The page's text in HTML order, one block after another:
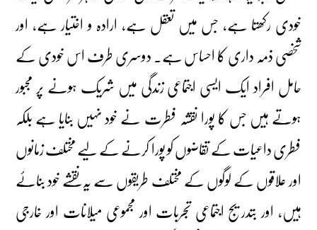
خودی رکھتا ہے، جس میں تعقل ہے، ارادہ و اختیار ہے، اور
شخصی ذمہ داری کا احساس ہے۔ دوسری طرف اس خودی کے
حامل افراد ایک ایسی اجتماعی زندگی میں شریک ہونے پر مجبور
ہوتے ہیں جس کا پورا نقشہ فطرت نے خود نہیں بنایا ہے بلکہ
فطری داعیات کے تقاضوں کو پورا کرنے کے لیے مختلف زمانوں
اور علاقوں کے لوگوں کے مختلف طریقوں سے یہ نقشے خود بنائے
ہیں، اور بتدریج اجتماعی تجربات اور مجموعی میلانات اور خارجی